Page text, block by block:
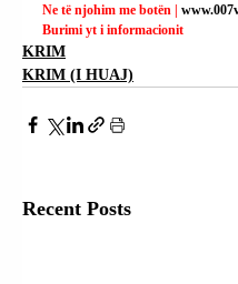
Ne të njohim me botën |
Burimi yt i informacionit
KRIM
KRIM (I HUAJ)
Recent Posts